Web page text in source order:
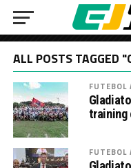
ALL POSTS TAGGED
FUTEBOL
training
FUTEBOL